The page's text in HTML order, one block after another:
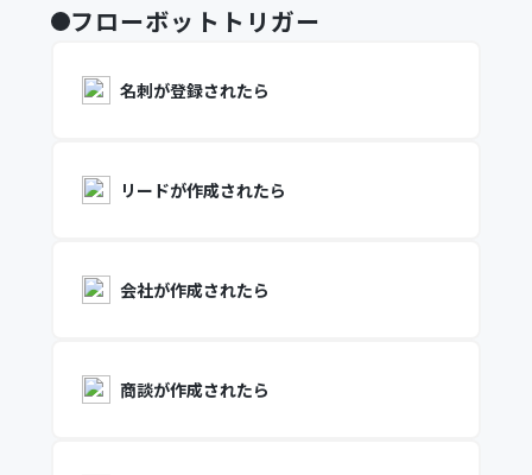
フローボットトリガー
名刺が登録されたら
リードが作成されたら
会社が作成されたら
商談が作成されたら